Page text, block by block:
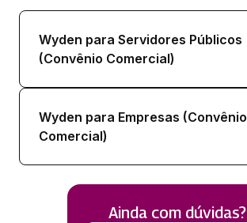
Wyden para Servidores Públicos
(Convênio Comercial)
Wyden para Empresas (Convênio
Comercial)
Ainda com dúvidas?